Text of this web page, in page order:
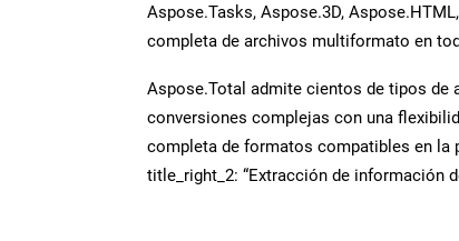
Aspose.Tasks, Aspose.3D,
completa de archivos multiformato en
Aspose.Total admite cientos de tipos de
conversiones complejas con una
completa de formatos compatibles en la
title_right_2: “Extracción de información